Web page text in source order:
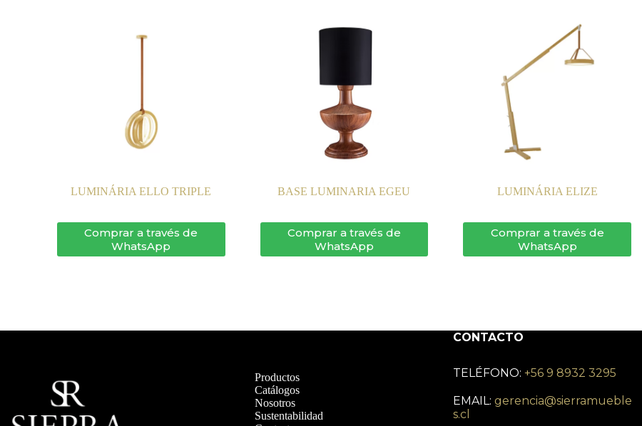
LUMINÁRIA ELLO TRIPLE
Comprar a través de
WhatsApp
BASE LUMINARIA EGEU
Comprar a través de
WhatsApp
LUMINÁRIA ELIZE
Comprar a través de
WhatsApp
Productos
Catálogos
Nosotros
Sustentabilidad
CONTACTO
TELÉFONO: +56 9 8932 3295
EMAIL: gerencia@sierramueble
s.cl